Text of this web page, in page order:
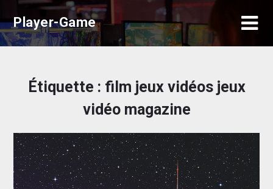
to
content
Player-Game
Étiquette : film jeux vidéos jeux
vidéo magazine